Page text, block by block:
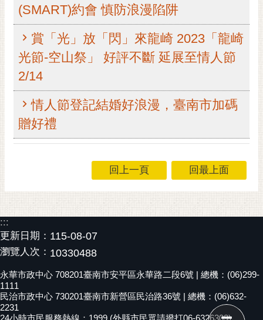
閱
訂
電
子
報
信
箱
English
日
本
語
隱
(SMART)約會 慎防浪漫陷阱
賞「光」放「閃」來龍崎 2023「龍崎
光節-空山祭」 好評不斷 延展至情人節
2/14
情人節登記結婚好浪漫，臺南市加碼
贈好禮
回上一頁 回最上面
:::
更新日期： 115-08-07
瀏覽人次： 10330488
永華市政中心 708201臺南市安平區永華路二段6號 | 總機：(06)299-
1111
民治市政中心 730201臺南市新營區民治路36號 | 總機：(06)632-
2231
24小時市民服務熱線：1999 (外縣市民眾請撥打06-6326303)